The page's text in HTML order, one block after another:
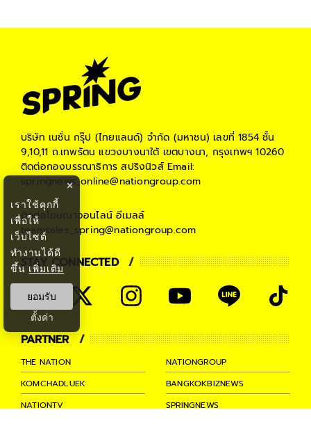
บริษัท เนชั่น กรุ๊ป (ไทยแลนด์) จำกัด (มหาชน) เลขที่ 1854 ชั้น
9,10,11 ถ.เทพรัตน แขวงบางนาใต้ เขตบางนา, กรุงเทพฯ 10260
ติดต่อกองบรรณาธิการ สปริงนิวส์Email:
springnews_online@nationgroup.com
ติดต่อโฆษณาออนไลน์ อีเมลล์
teamsales_spring@nationgroup.com
STAY CONNECTED
PARTNER
THE NATION
NATIONGROUP
KOMCHADLUEK
BANGKOKBIZNEWS
NATIONTV
SPRINGNEWS
×
เราใช้คุกกี้
เพื่อให้
เว็บไซต์
ทำงานได้ดี
ขึ้นเพิ่มเติม
ยอมรับ
ตั้งค่า